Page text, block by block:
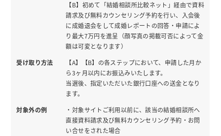
【B】初めて「結婚相談所比較ネット」経由で資料
請求及び無料カウンセリング予約を行い、入会後
に成婚退会をして成婚レポートの回答・申請によ
り最大7万円を進呈（顔写真の掲載可否によって金
額は可変となります）
受け取り方法
【A】【B】の各ステップにおいて、申請した月か
ら3ヶ月以内にお振込みいたします。
当選後、指定いただいた銀行口座への送金となり
ます。
対象外の例
・対象サイトご利用以前に、該当の結婚相談所へ
直接資料請求及び無料カウンセリング予約・お問
い合せをされた場合